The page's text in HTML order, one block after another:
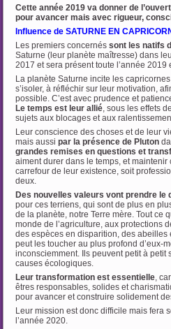
Cette année 2019 va donner de
pour avancer mais avec rigueur,
Influence de SATURNE EN
Les premiers concernéssont les natifs
Saturne (leur planète maîtresse) dans
2017 et sera présent toute l’année 2019
La planète Saturne incite les
s’isoler, à réfléchir sur leur motivation,
possible. C’est avec prudence et
Le temps est leur allié, sous les effets
sujets aux blocages et aux
Leur conscience des choses et de leur
mais aussipar la présence de Pluton
grandes remises en questions et
aiment durer dans le temps, et maintenir
carrefour de leur existence, soit
deux.
Des nouvelles valeurs vont prendre le
pour ces terriens, qui sont de plus en
de la planète, notre Terre mère. Tout ce
monde de l’agriculture, aux protections
des espèces en disparition, des abeilles
peut les toucher au plus profond d’eux-
inconsciemment. Ils peuvent petit à petit
causes écologiques.
Leur transformation est essentielle,
êtres responsables, solides et
pour avancer et construire solidement
Leur mission est donc difficile mais fera
l’année 2020.